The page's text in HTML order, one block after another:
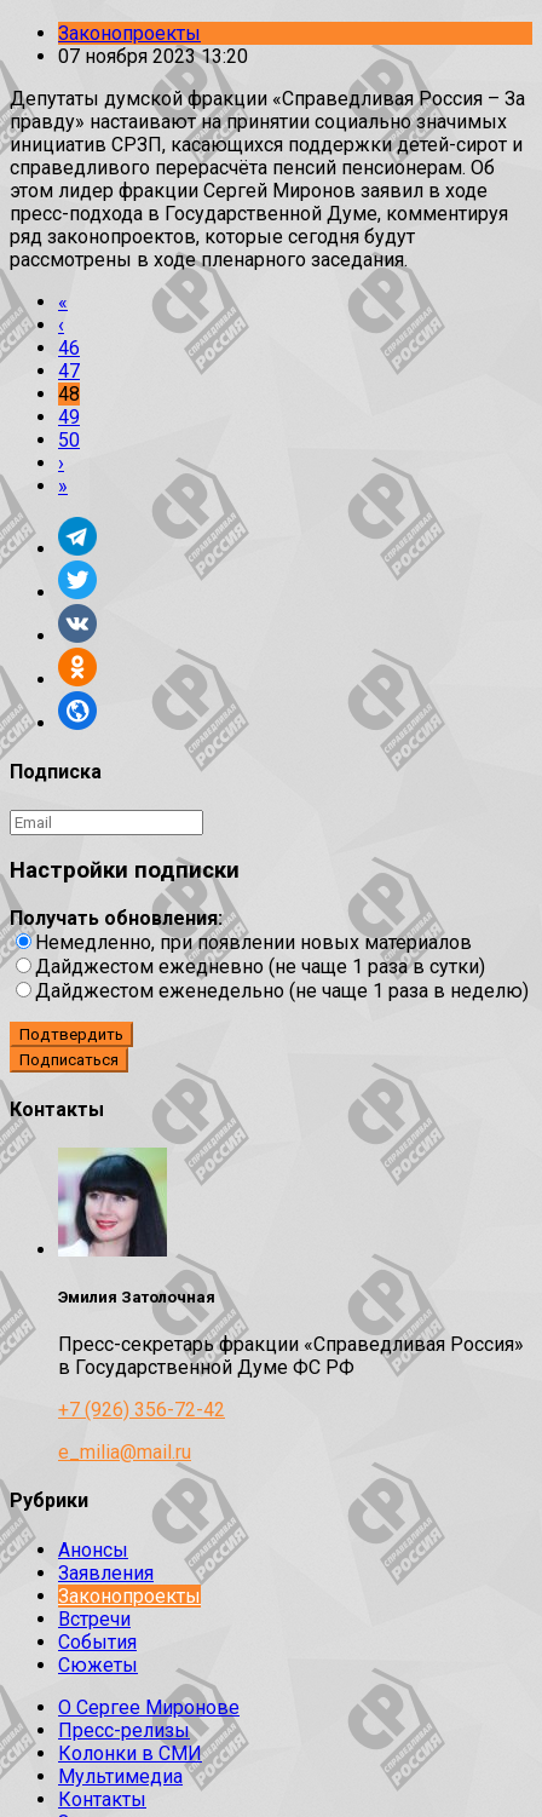
Законопроекты
07 ноября 2023 13:20
Депутаты думской фракции «Справедливая Россия – За
правду» настаивают на принятии социально значимых
инициатив СРЗП, касающихся поддержки детей-сирот и
справедливого перерасчёта пенсий пенсионерам. Об
этом лидер фракции Сергей Миронов заявил в ходе
пресс-подхода в Государственной Думе, комментируя
ряд законопроектов, которые сегодня будут
рассмотрены в ходе пленарного заседания.
«
‹
46
47
48
49
50
›
»
Подписка
Настройки подписки
Получать обновления:
Немедленно, при появлении новых материалов
Дайджестом ежедневно (не чаще 1 раза в сутки)
Дайджестом еженедельно (не чаще 1 раза в неделю)
Подтвердить
Контакты
Эмилия Затолочная
Пресс-секретарь фракции «Справедливая Россия»
в Государственной Думе ФС РФ
+7 (926) 356-72-42
e_milia@mail.ru
Рубрики
Анонсы
Заявления
Законопроекты
Встречи
События
Сюжеты
О Сергее Миронове
Пресс-релизы
Колонки в СМИ
Мультимедиа
Контакты